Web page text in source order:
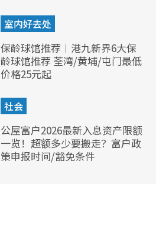
室内好去处
保龄球馆推荐︱港九新界6大保
龄球馆推荐 荃湾/黄埔/屯门最低
价格25元起
社会
公屋富户2026最新入息资产限额
一览！超额多少要搬走？富户政
策申报时间/豁免条件